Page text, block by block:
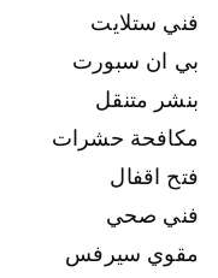
فني ستلايت
بي ان سبورت
بنشر متنقل
مكافحة حشرات
فتح اقفال
فني صحي
مقوي سيرفس